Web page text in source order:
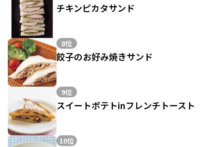
チキンピカタサンド
8位
餃子のお好み焼きサンド
9位
スイートポテトinフレンチトースト
10位